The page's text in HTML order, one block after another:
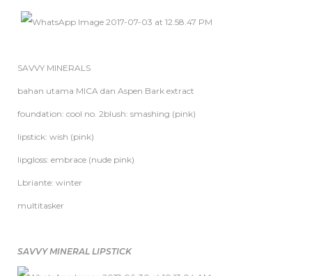
SAVVY MINERALS
bahan utama MICA dan Aspen Bark extract
foundation: cool no. 2blush: smashing (pink)
lipstick: wish (pink)
lipgloss: embrace (nude pink)
Lbriante: winter
multitasker
SAVVY MINERAL LIPSTICK